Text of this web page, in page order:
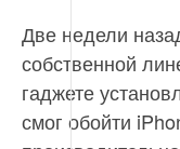
Две недели
собственной
гаджете
смог обойти